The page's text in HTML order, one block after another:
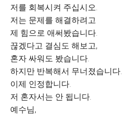
저를 회복시켜 주십시오.
저는 문제를 해결하려고
제 힘으로 애써봤습니다.
끊겠다고 결심도 해보고,
혼자 싸워도 봤습니다.
하지만 반복해서 무너졌습니다.
이제 인정합니다.
저 혼자서는 안 됩니다.
예수님,